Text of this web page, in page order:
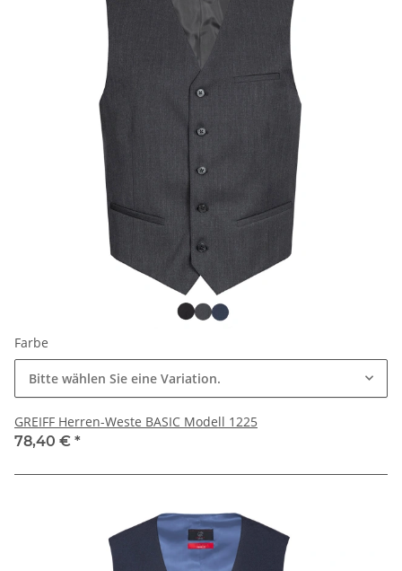
Farbe
Bitte wählen Sie eine Variation.
GREIFF Herren-Weste BASIC Modell 1225
78,40 € *